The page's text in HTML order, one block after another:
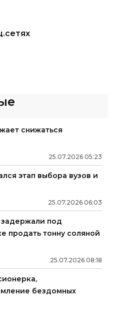
снижаться
25.07.2026 05:23
этап выбора вузов и
25.07.2026 06:03
под
продать тонну соляной
25.07.2026 08:18
бездомных